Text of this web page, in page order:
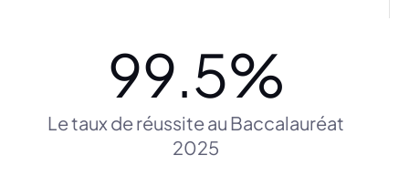
99.5%
Le taux de réussite au Baccalauréat
2025